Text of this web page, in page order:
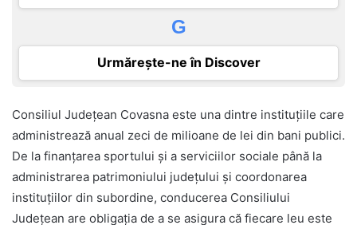
G
Urmărește-ne în Discover
Consiliul Județean Covasna este una dintre instituțiile care
administrează anual zeci de milioane de lei din bani publici.
De la finanțarea sportului și a serviciilor sociale până la
administrarea patrimoniului județului și coordonarea
instituțiilor din subordine, conducerea Consiliului
Județean are obligația de a se asigura că fiecare leu este